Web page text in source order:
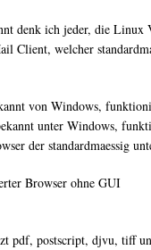
denk ich jeder, die Linux
Client, welcher
von Windows,
unter Windows,
der standardmaessig
Browser ohne GUI
pdf, postscript, djvu, tiff